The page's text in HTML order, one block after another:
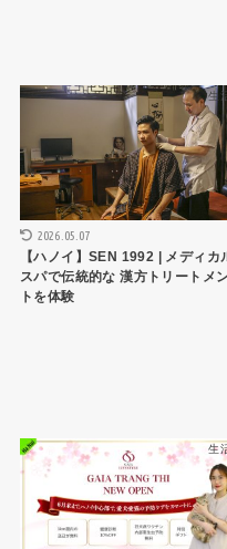
生
2026.05.07
【ハノイ】SEN 1992 | メディカ
スパで伝統的な 漢方トリートメ
トを体験
生